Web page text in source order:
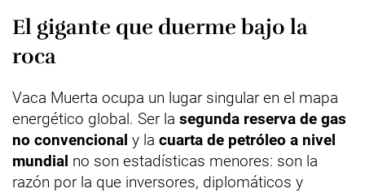
El gigante que duerme bajo la
roca
Vaca Muerta ocupa un lugar singular en el mapa
energético global. Ser la segunda reserva de gas
no convencional y la cuarta de petróleo a nivel
mundial no son estadísticas menores: son la
razón por la que inversores, diplomáticos y